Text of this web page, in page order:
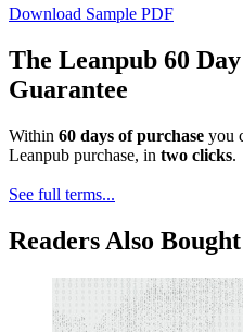
Download Sample PDF
The Leanpub 60
Guarantee
Within 60 days of purchase you
Leanpub purchase, in two clicks.
See full terms...
Readers Also Bought